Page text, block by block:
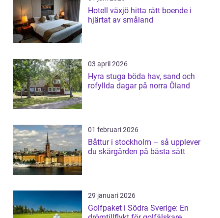
Hotell växjö hitta rätt boende i
hjärtat av småland
03 april 2026
Hyra stuga böda hav, sand och
rofyllda dagar på norra Öland
01 februari 2026
Båttur i stockholm – så upplever
du skärgården på bästa sätt
29 januari 2026
Golfpaket i Södra Sverige: En